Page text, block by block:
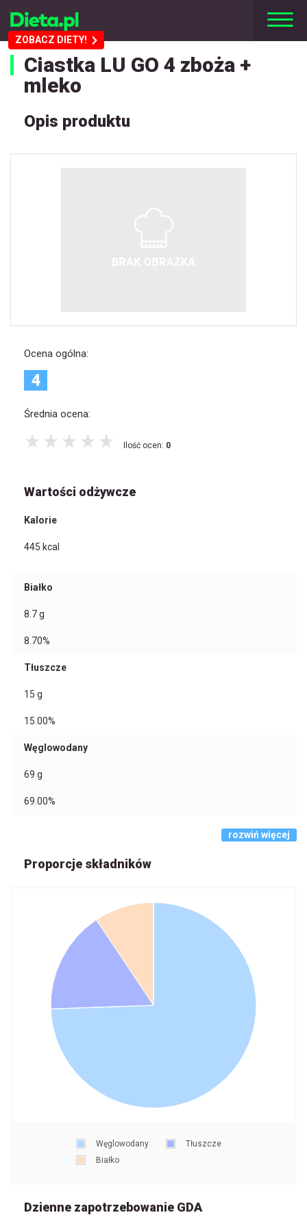
ZOBACZ DIETY!
Ciastka LU GO 4 zboża +
mleko
Opis produktu
Ocena ogólna:
4
Średnia ocena:
Ilość ocen: 0
Wartości odżywcze
Kalorie
445 kcal
Białko
8.7g
8.70%
Tłuszcze
15 g
15.00%
Węglowodany
69 g
69.00%
rozwiń więcej
Proporcje składników
Węglowodany
Tłuszcze
Białko
Dzienne zapotrzebowanie GDA